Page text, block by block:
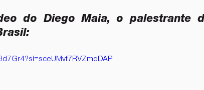
do Diego Maia, o palestrante